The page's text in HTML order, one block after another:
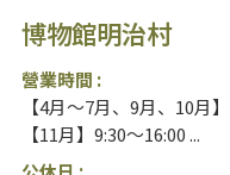
博物館明治村
營業時間 :
【4月～7月、9月、10月
【11月】9:30～16:00 ...